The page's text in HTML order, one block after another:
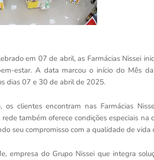
em 07 de abril, as Farmácias Nissei
estar. A data marcou o início do Mês
dias 07 e 30 de abril de 2025.
clientes encontram nas Farmácias
também oferece condições especiais na
seu compromisso com a qualidade de vida
empresa do Grupo Nissei que integra